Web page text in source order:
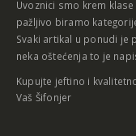
Uvoznici smo krem
pažljivo biramo
Svaki artikal u ponudi je
neka oštećenja to je
Kupujte jeftino i
Vaš Šifonjer